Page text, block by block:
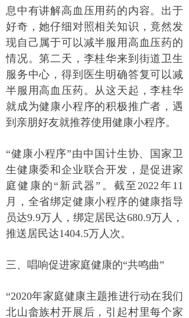
息中有讲解高血压用药的内容。出于
好奇，她仔细对照相关知识，竟然发
现自己属于可以减半服用高血压药的
情况。第二天，李桂华来到街道卫生
服务中心，得到医生明确答复可以减
半服用高血压药。从这天起，李桂华
就成为健康小程序的积极推广者，遇
到亲朋好友就推荐使用健康小程序。
“健康小程序”由中国计生协、国家卫
生健康委和企业联合开发，是促进家
庭健康的“新武器”。截至2022年11
月，全省绑定健康小程序的健康指导
员达9.9万人，绑定居民达680.9万人，
推送居民达1404.5万人次。
三、唱响促进家庭健康的“共鸣曲”
“2020年家庭健康主题推进行动在我们
北山畲族村开展后，引起村里每个家